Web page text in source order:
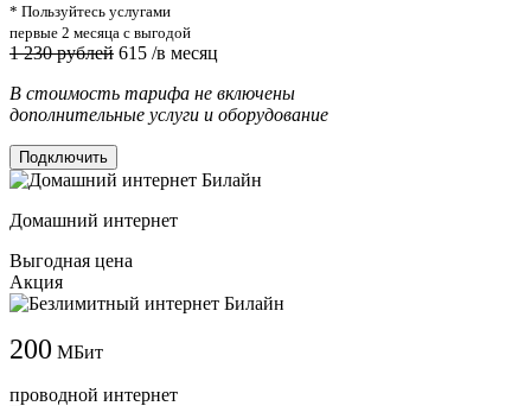
* Пользуйтесь услугами
первые 2 месяца с выгодой
1 230 рублей 615 /в месяц
В стоимость тарифа не включены
дополнительные услуги и оборудование
Подключить
Домашний интернет
Выгодная цена
Акция
200 МБит
проводной интернет